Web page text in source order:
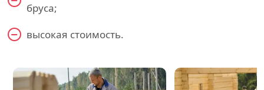
бруса;
высокая стоимость.